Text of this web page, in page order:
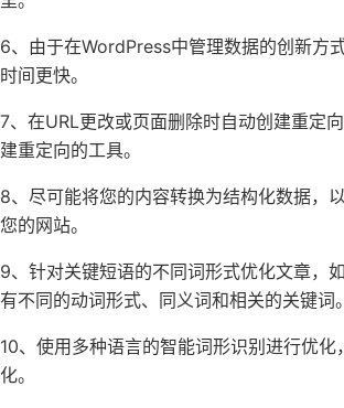
6、由于在WordPress中管理数据的创新方
时间更快。
7、在URL更改或页面删除时自动创建重定
建重定向的工具。
8、尽可能将您的内容转换为结构化数据，
您的网站。
9、针对关键短语的不同词形式优化文章，
有不同的动词形式、同义词和相关的关键词。
10、使用多种语言的智能词形识别进行优化
化。